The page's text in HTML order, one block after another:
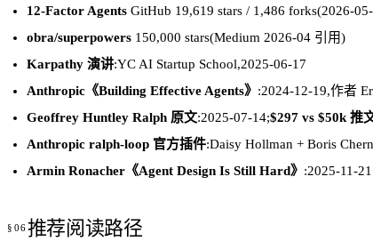
12-Factor Agents GitHub 19,619 stars / 1,486 forks(2026-
obra/superpowers 150,000 stars(Medium 2026-04 引用)
Karpathy 演讲:YC AI Startup School,2025-06-17
Anthropic《Building Effective Agents》 :2024-12-19,作者
Geoffrey Huntley Ralph 原文:2025-07-14;$297 vs $50k 推
Anthropic ralph-loop 官方插件:Daisy Hollman + Boris
Armin Ronacher《Agent Design Is Still Hard》 :2025-11-21
推荐阅读路径